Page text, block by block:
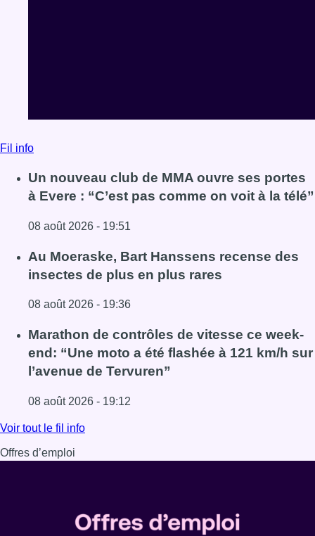
Fil info
Un nouveau club de MMA ouvre ses portes
à Evere : “C’est pas comme on voit à la télé”
08 août 2026 - 19:51
Lire l'article Un nouveau club de MMA ouvre ses portes à
Au Moeraske, Bart Hanssens recense des
insectes de plus en plus rares
08 août 2026 - 19:36
Lire l'article Au Moeraske, Bart Hanssens recense des
Marathon de contrôles de vitesse ce week-
end: “Une moto a été flashée à 121 km/h sur
l’avenue de Tervuren”
08 août 2026 - 19:12
Lire l'article Marathon de contrôles de vitesse ce week-
Voir tout le fil info
Offres d’emploi